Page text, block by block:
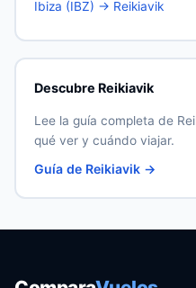
Ibiza (IBZ) → Reikiavik
Descubre Reikiavik
Lee la guía completa de
qué ver y cuándo viajar.
Guía de Reikiavik →